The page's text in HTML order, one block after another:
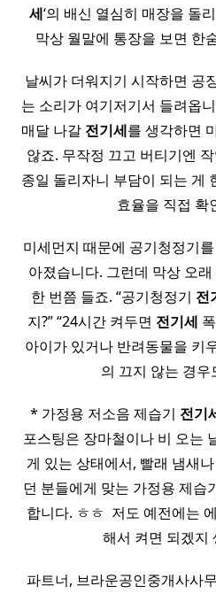
세‘의 배신 열심히 매장을 돌
막상 월말에 통장을 보면 한
날씨가 더워지기 시작하면 공
는 소리가 여기저기서 들려옵
매달 나갈 전기세를 생각하면
않죠. 무작정 끄고 버티기엔
종일 돌리자니 부담이 되는 게
효율을 직접 확
미세먼지 때문에 공기청정기
아졌습니다. 그런데 막상 오
한 번쯤 들죠. “공기청정기 전
지?” “24시간 켜두면 전기세
아이가 있거나 반려동물을 키
의 끄지 않는 경
* 가정용 저소음 제습기 전기
포스팅은 장마철이나 비 오는
게 있는 상태에서, 빨래 냄새
던 분들에게 맞는 가정용 제습
합니다. ㅎㅎ ​ 저도 예전에는
해서 켜면 되겠지
파트너, 브라운공인중개사사